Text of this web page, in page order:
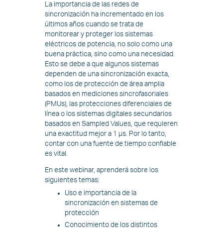
La importancia de las redes de
sincronización ha incrementado en los
últimos años cuando se trata de
monitorear y proteger los sistemas
eléctricos de potencia, no solo como una
buena práctica, sino como una necesidad.
Esto se debe a que algunos sistemas
dependen de una sincronización exacta,
como los de protección de área amplia
basados en mediciones sincrofasoriales
(PMUs), las protecciones diferenciales de
línea o los sistemas digitales secundarios
basados en Sampled Values, que requieren
una exactitud mejor a 1 µs. Por lo tanto,
contar con una fuente de tiempo confiable
es vital.
En este webinar, aprenderá sobre los
siguientes temas:
Uso e importancia de la
sincronización en sistemas de
protección
Conocimiento de los distintos